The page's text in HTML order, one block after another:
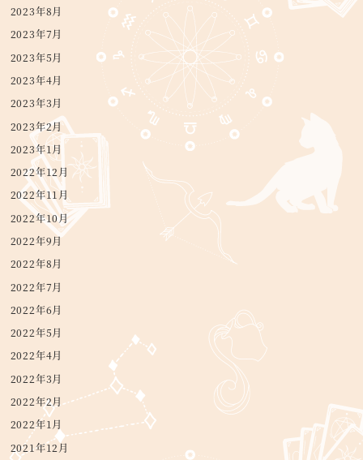
2023年8月
2023年7月
2023年5月
2023年4月
2023年3月
2023年2月
2023年1月
2022年12月
2022年11月
2022年10月
2022年9月
2022年8月
2022年7月
2022年6月
2022年5月
2022年4月
2022年3月
2022年2月
2022年1月
2021年12月